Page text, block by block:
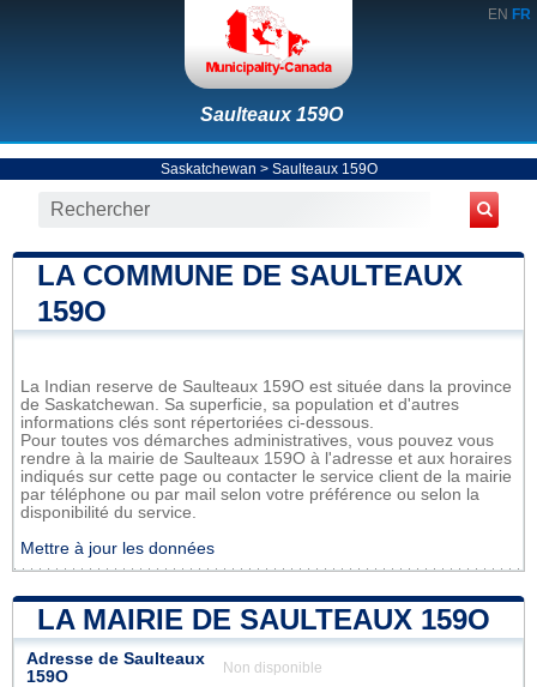
EN FR
Saulteaux 159O
Saskatchewan > Saulteaux 159O
LA COMMUNE DE SAULTEAUX
159O
La Indian reserve de Saulteaux 159O est située dans la province
de Saskatchewan. Sa superficie, sa population et d'autres
informations clés sont répertoriées ci-dessous.
Pour toutes vos démarches administratives, vous pouvez vous
rendre à la mairie de Saulteaux 159O à l'adresse et aux horaires
indiqués sur cette page ou contacter le service client de la mairie
par téléphone ou par mail selon votre préférence ou selon la
disponibilité du service.
Mettre à jour les données
LA MAIRIE DE SAULTEAUX 159O
Adresse de Saulteaux
159O
Non disponible